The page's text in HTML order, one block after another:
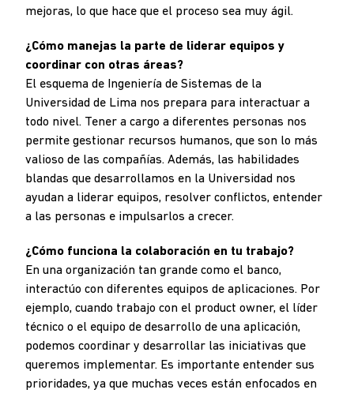
mejoras, lo que hace que el proceso sea muy ágil.
¿Cómo manejas la parte de liderar equipos y
coordinar con otras áreas?
El esquema de Ingeniería de Sistemas de la
Universidad de Lima nos prepara para interactuar a
todo nivel. Tener a cargo a diferentes personas nos
permite gestionar recursos humanos, que son lo más
valioso de las compañías. Además, las habilidades
blandas que desarrollamos en la Universidad nos
ayudan a liderar equipos, resolver conflictos, entender
a las personas e impulsarlos a crecer.
¿Cómo funciona la colaboración en tu trabajo?
En una organización tan grande como el banco,
interactúo con diferentes equipos de aplicaciones. Por
ejemplo, cuando trabajo con el product owner, el líder
técnico o el equipo de desarrollo de una aplicación,
podemos coordinar y desarrollar las iniciativas que
queremos implementar. Es importante entender sus
prioridades, ya que muchas veces están enfocados en